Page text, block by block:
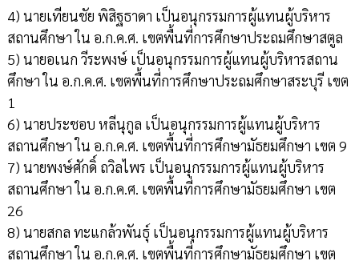
4) นายเทียนชัย พิสิฐธาดา เป็นอนุกรรมการผู้แทนผู้บริหาร
สถานศึกษา ใน อ.ก.ค.ศ. เขตพื้นที่การศึกษาประถมศึกษาสตูล
5) นายอเนก วีระพงษ์ เป็นอนุกรรมการผู้แทนผู้บริหารสถาน
ศึกษา ใน อ.ก.ค.ศ. เขตพื้นที่การศึกษาประถมศึกษาสระบุรี เขต
1
6) นายประชอบ หลีนุกูล เป็นอนุกรรมการผู้แทนผู้บริหาร
สถานศึกษา ใน อ.ก.ค.ศ. เขตพื้นที่การศึกษามัธยมศึกษา เขต 9
7) นายพงษ์ศักดิ์ ถวิลไพร เป็นอนุกรรมการผู้แทนผู้บริหาร
สถานศึกษา ใน อ.ก.ค.ศ. เขตพื้นที่การศึกษามัธยมศึกษา เขต
26
8) นายสกล ทะแกล้วพันธุ์ เป็นอนุกรรมการผู้แทนผู้บริหาร
สถานศึกษา ใน อ.ก.ค.ศ. เขตพื้นที่การศึกษามัธยมศึกษา เขต